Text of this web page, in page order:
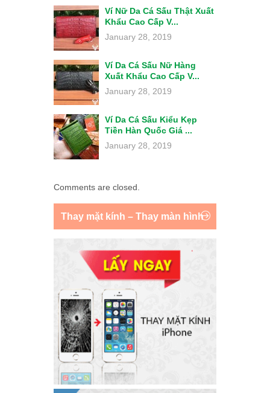
Ví Nữ Da Cá Sấu Thật Xuất
Khẩu Cao Cấp V...
January 28, 2019
Ví Da Cá Sấu Nữ Hàng
Xuất Khẩu Cao Cấp V...
January 28, 2019
Ví Da Cá Sấu Kiểu Kẹp
Tiền Hàn Quốc Giá ...
January 28, 2019
Comments are closed.
Thay mặt kính – Thay màn hình